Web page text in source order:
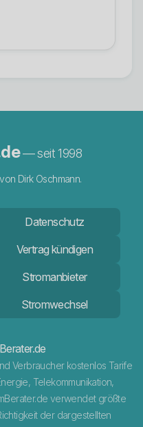
— seit 1998
Dirk Oschmann.
Datenschutz
Vertrag kündigen
Stromanbieter
Stromwechsel
Verbraucher kostenlos Tarife
Telekommunikation,
verwendet größte
der dargestellten